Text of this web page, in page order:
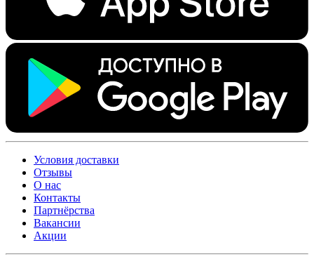
Условия доставки
Отзывы
О нас
Контакты
Партнёрства
Вакансии
Акции